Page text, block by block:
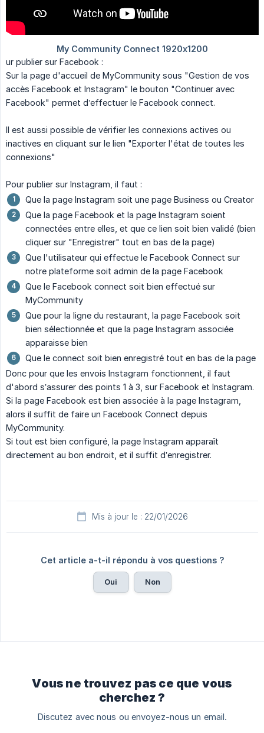
ur publier sur Facebook :
Sur la page d'accueil de MyCommunity sous "Gestion de vos
accès Facebook et Instagram" le bouton "Continuer avec
Facebook" permet d’effectuer le Facebook connect.
Il est aussi possible de vérifier les connexions actives ou
inactives en cliquant sur le lien "Exporter l'état de toutes les
connexions"
Pour publier sur Instagram, il faut :
Que la page Instagram soit une page Business ou Creator
Que la page Facebook et la page Instagram soient
connectées entre elles, et que ce lien soit bien validé (bien
cliquer sur "Enregistrer" tout en bas de la page)
Que l'utilisateur qui effectue le Facebook Connect sur
notre plateforme soit admin de la page Facebook
Que le Facebook connect soit bien effectué sur
MyCommunity
Que pour la ligne du restaurant, la page Facebook soit
bien sélectionnée et que la page Instagram associée
apparaisse bien
Que le connect soit bien enregistré tout en bas de la page
Donc pour que les envois Instagram fonctionnent, il faut
d'abord s’assurer des points 1 à 3, sur Facebook et Instagram.
Si la page Facebook est bien associée à la page Instagram,
alors il suffit de faire un Facebook Connect depuis
MyCommunity.
Si tout est bien configuré, la page Instagram apparaît
directement au bon endroit, et il suffit d’enregistrer.
Mis à jour le : 22/01/2026
Cet article a-t-il répondu à vos questions ?
Oui Non
Vous ne trouvez pas ce que vous
cherchez ?
Discutez avec nous ou envoyez-nous un email.